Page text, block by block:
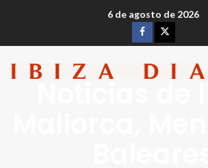
6 de agosto de 2026